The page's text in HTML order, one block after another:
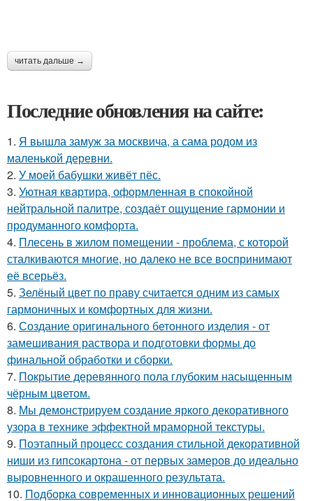
читать дальше →
Последние обновления на сайте:
1. Я вышла замуж за москвича, а сама родом из
маленькой деревни.
2. У моей бабушки живёт пёс.
3. Уютная квартира, оформленная в спокойной
нейтральной палитре, создаёт ощущение гармонии и
продуманного комфорта.
4. Плесень в жилом помещении - проблема, с которой
сталкиваются многие, но далеко не все воспринимают
её всерьёз.
5. Зелёный цвет по праву считается одним из самых
гармоничных и комфортных для жизни.
6. Создание оригинального бетонного изделия - от
замешивания раствора и подготовки формы до
финальной обработки и сборки.
7. Покрытие деревянного пола глубоким насыщенным
чёрным цветом.
8. Мы демонстрируем создание яркого декоративного
узора в технике эффектной мраморной текстуры.
9. Поэтапный процесс создания стильной декоративной
ниши из гипсокартона - от первых замеров до идеально
выровненного и окрашенного результата.
10. Подборка современных и инновационных решений